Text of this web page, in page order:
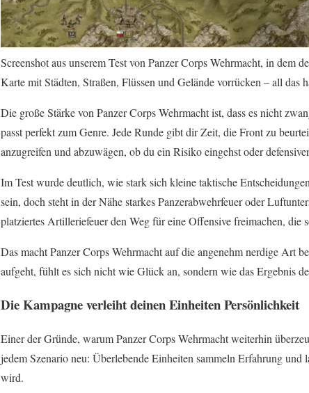
Screenshot aus unserem Test von Panzer Corps Wehrmacht, in dem
Karte mit Städten, Straßen, Flüssen und Gelände vorrücken – all das
Die große Stärke von Panzer Corps Wehrmacht ist, dass es nicht
passt perfekt zum Genre. Jede Runde gibt dir Zeit, die Front zu
anzugreifen und abzuwägen, ob du ein Risiko eingehst oder
Im Test wurde deutlich, wie stark sich kleine taktische
sein, doch steht in der Nähe starkes Panzerabwehrfeuer oder
platziertes Artilleriefeuer den Weg für eine Offensive freimachen, die
Das macht Panzer Corps Wehrmacht auf die angenehm nerdige Art
aufgeht, fühlt es sich nicht wie Glück an, sondern wie das Ergebnis
Die Kampagne verleiht deinen Einheiten Persönlichkeit
Einer der Gründe, warum Panzer Corps Wehrmacht weiterhin
jedem Szenario neu: Überlebende Einheiten sammeln Erfahrung und
wird.